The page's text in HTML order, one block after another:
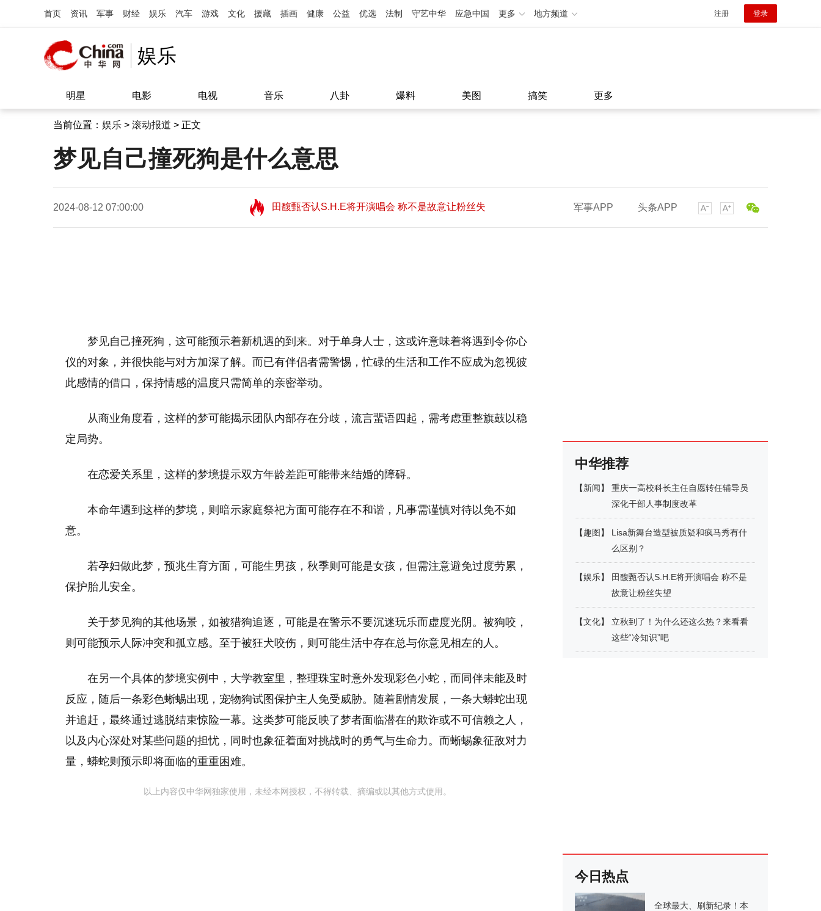
首页 资讯 军事 财经 娱乐 汽车 游戏 文化 援藏 插画 健康 公益 优选 法制 守艺中华 应急中国 更多 地方频道 注册 登录
娱乐
明星 电影 电视 音乐 八卦 爆料 美图 搞笑 更多
当前位置： 娱乐 > 滚动报道 > 正文
梦见自己撞死狗是什么意思
2024-08-12 07:00:00
田馥甄否认S.H.E将开演唱会 称不是故意让粉丝失
望11:08
田馥甄否认S.H.E将开演唱会 称不是故意让粉丝失
军事APP 头条APP
梦见自己撞死狗，这可能预示着新机遇的到来。对于单身人士，这或许意味着将遇到令你心
仪的对象，并很快能与对方加深了解。而已有伴侣者需警惕，忙碌的生活和工作不应成为忽视彼
此感情的借口，保持情感的温度只需简单的亲密举动。
从商业角度看，这样的梦可能揭示团队内部存在分歧，流言蜚语四起，需考虑重整旗鼓以稳
定局势。
在恋爱关系里，这样的梦境提示双方年龄差距可能带来结婚的障碍。
本命年遇到这样的梦境，则暗示家庭祭祀方面可能存在不和谐，凡事需谨慎对待以免不如
意。
若孕妇做此梦，预兆生育方面，可能生男孩，秋季则可能是女孩，但需注意避免过度劳累，
保护胎儿安全。
关于梦见狗的其他场景，如被猎狗追逐，可能是在警示不要沉迷玩乐而虚度光阴。被狗咬，
则可能预示人际冲突和孤立感。至于被狂犬咬伤，则可能生活中存在总与你意见相左的人。
在另一个具体的梦境实例中，大学教室里，整理珠宝时意外发现彩色小蛇，而同伴未能及时
反应，随后一条彩色蜥蜴出现，宠物狗试图保护主人免受威胁。随着剧情发展，一条大蟒蛇出现
并追赶，最终通过逃脱结束惊险一幕。这类梦可能反映了梦者面临潜在的欺诈或不可信赖之人，
以及内心深处对某些问题的担忧，同时也象征着面对挑战时的勇气与生命力。而蜥蜴象征敌对力
量，蟒蛇则预示即将面临的重重困难。
以上内容仅中华网独家使用，未经本网授权，不得转载、摘编或以其他方式使用。
中华推荐
【新闻】
重庆一高校科长主任自愿转任辅导员
深化干部人事制度改革
【趣图 】
Lisa新舞台造型被质疑和疯马秀有什
么区别？
【娱乐】
田馥甄否认S.H.E将开演唱会 称不是
故意让粉丝失望
【文化】
立秋到了！为什么还这么热？来看看
这些“冷知识”吧
今日热点
全球最大、刷新纪录！本